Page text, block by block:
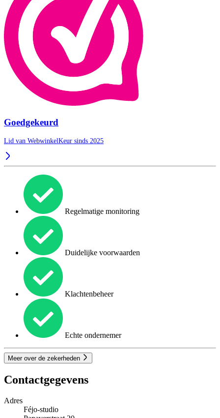
Goedgekeurd
Lid van WebwinkelKeur sinds 2025
Regelmatige monitoring
Duidelijke voorwaarden
Klachtenbeheer
Echte ondernemer
Meer over de zekerheden
Contactgegevens
Adres
Féjo-studio